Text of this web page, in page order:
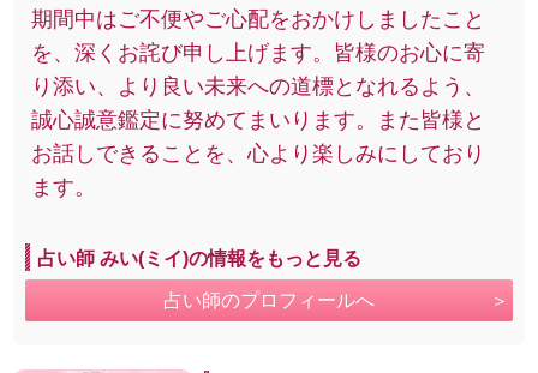
期間中はご不便やご心配をおかけしましたこと
を、深くお詫び申し上げます。皆様のお心に寄
り添い、より良い未来への道標となれるよう、
誠心誠意鑑定に努めてまいります。また皆様と
お話しできることを、心より楽しみにしており
ます。
占い師 みい(ミイ)の情報をもっと見る
占い師のプロフィールへ